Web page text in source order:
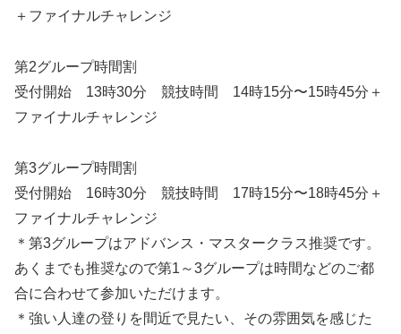
＋ファイナルチャレンジ
第2グループ時間割
受付開始 13時30分 競技時間 14時15分〜15時45分＋
ファイナルチャレンジ
第3グループ時間割
受付開始 16時30分 競技時間 17時15分〜18時45分＋
ファイナルチャレンジ
＊第3グループはアドバンス・マスタークラス推奨です。
あくまでも推奨なので第1～3グループは時間などのご都
合に合わせて参加いただけます。
＊強い人達の登りを間近で見たい、その雰囲気を感じた